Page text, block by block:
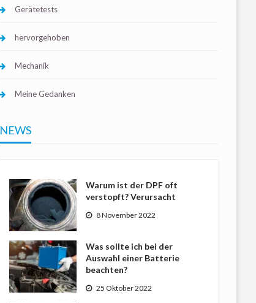
Gerätetests
hervorgehoben
Mechanik
Meine Gedanken
NEWS
Warum ist der DPF oft
verstopft? Verursacht
8 November 2022
Was sollte ich bei der
Auswahl einer Batterie
beachten?
25 Oktober 2022